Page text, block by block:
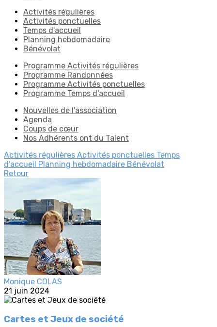
Activités régulières
Activités ponctuelles
Temps d'accueil
Planning hebdomadaire
Bénévolat
Programme Activités régulières
Programme Randonnées
Programme Activités ponctuelles
Programme Temps d'accueil
Nouvelles de l'association
Agenda
Coups de cœur
Nos Adhérents ont du Talent
Activités régulières Activités ponctuelles Temps
d'accueil Planning hebdomadaire Bénévolat
Retour
Monique COLAS
21 juin 2024
Cartes et Jeux de société